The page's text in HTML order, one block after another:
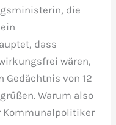
die
dass
wären,
Gedächtnis von 12
Warum also
Kommunalpolitiker